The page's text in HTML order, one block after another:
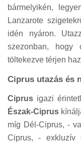
bármelyikén,
Lanzarote
idén nyáron.
szezonban, hogy
töltekezve térjen
Ciprus utazás és
Ciprus igazi
Észak-Ciprus
míg Dél-Ciprus, -
Ciprus, - exkluzív